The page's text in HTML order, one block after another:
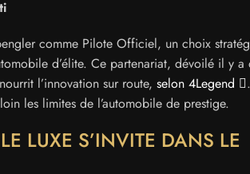
comme Pilote Officiel, un choix
d’élite. Ce partenariat, dévoilé il y a
l’innovation sur route, selon 4Legend
les limites de l’automobile de prestige.
LUXE S’INVITE DANS LE